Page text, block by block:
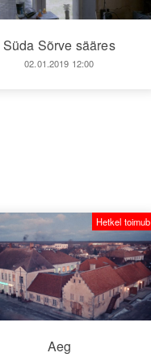
Süda Sõrve sääres
02.01.2019 12:00
Aeg
Hetkel toimub